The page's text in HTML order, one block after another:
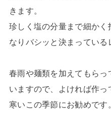
きます。
珍しく塩の分量まで細かく
なりバシッと決まっている
春雨や麺類を加えてもら
いますので、
よければ作っ
寒いこの季節にお勧めです。